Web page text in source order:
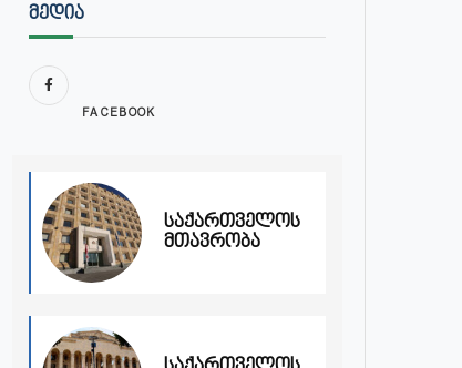
ᲛᲔᲓᲘᲐ
FACEBOOK
საქართველოს
მთავრობა